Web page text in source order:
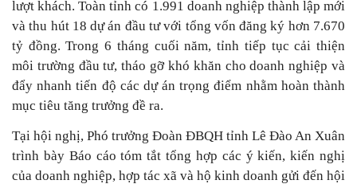
lượt khách. Toàn tỉnh có 1.991 doanh nghiệp thành lập mới
và thu hút 18 dự án đầu tư với tổng vốn đăng ký hơn 7.670
tỷ đồng. Trong 6 tháng cuối năm, tỉnh tiếp tục cải thiện
môi trường đầu tư, tháo gỡ khó khăn cho doanh nghiệp và
đẩy nhanh tiến độ các dự án trọng điểm nhằm hoàn thành
mục tiêu tăng trưởng đề ra.
Tại hội nghị, Phó trưởng Đoàn ĐBQH tỉnh Lê Đào An Xuân
trình bày Báo cáo tóm tắt tổng hợp các ý kiến, kiến nghị
của doanh nghiệp, hợp tác xã và hộ kinh doanh gửi đến hội